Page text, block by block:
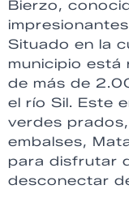
Bierzo,
Situado en la
municipio está
de más de
el río Sil. Este
verdes
embalses,
para disfrutar
desconectar